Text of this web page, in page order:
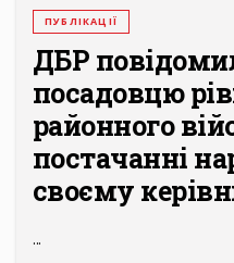
ПУБЛІКАЦІЇ
ДБР
посадовцю
районного
постачанні
своєму
...